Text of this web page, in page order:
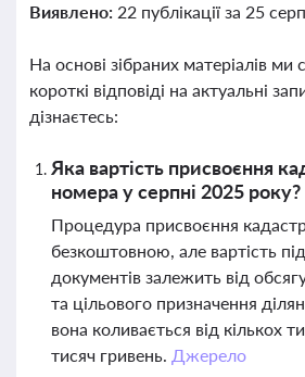
Виявлено: 22 публікації за 25
На основі зібраних матеріалів
короткі відповіді на актуальні
дізнаєтесь:
Яка вартість присвоєння
номера у серпні 2025 року?
Процедура присвоєння
безкоштовною, але вартість
документів залежить від
та цільового призначення
вона коливається від кількох
тисяч гривень. Джерело